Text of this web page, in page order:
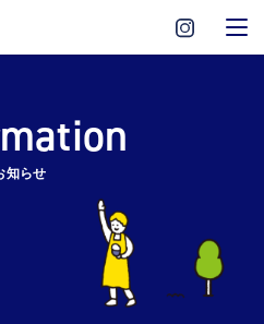
知らせ